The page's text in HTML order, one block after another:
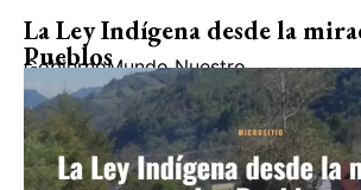
La Ley Indígena desde la
Pueblos
GobiernoMundo Nuestro